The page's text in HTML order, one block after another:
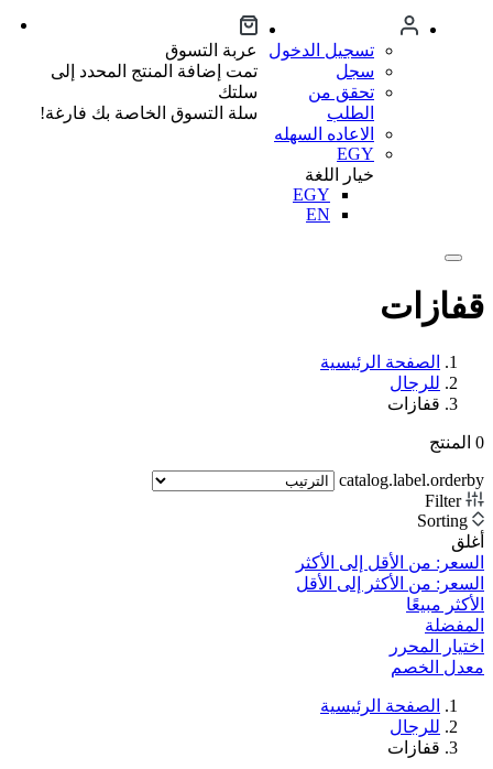
تسجيل الدخول
سجل
تحقق من
الطلب
الاعاده السهله
EGY
خيار اللغة
EGY
EN
عربة التسوق
تمت إضافة المنتج المحدد إلى
سلتك
سلة التسوق الخاصة بك فارغة!
قفازات
الصفحة الرئيسية
للرجال
قفازات
0 المنتج
catalog.label.orderby
Filter
Sorting
أغلق
السعر: من الأقل إلى الأكثر
السعر: من الأكثر إلى الأقل
الأكثر مبيعًا
المفضلة
اختيار المحرر
معدل الخصم‎
الصفحة الرئيسية
للرجال
قفازات